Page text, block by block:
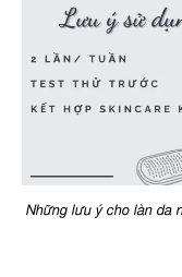
Những lưu ý cho làn da